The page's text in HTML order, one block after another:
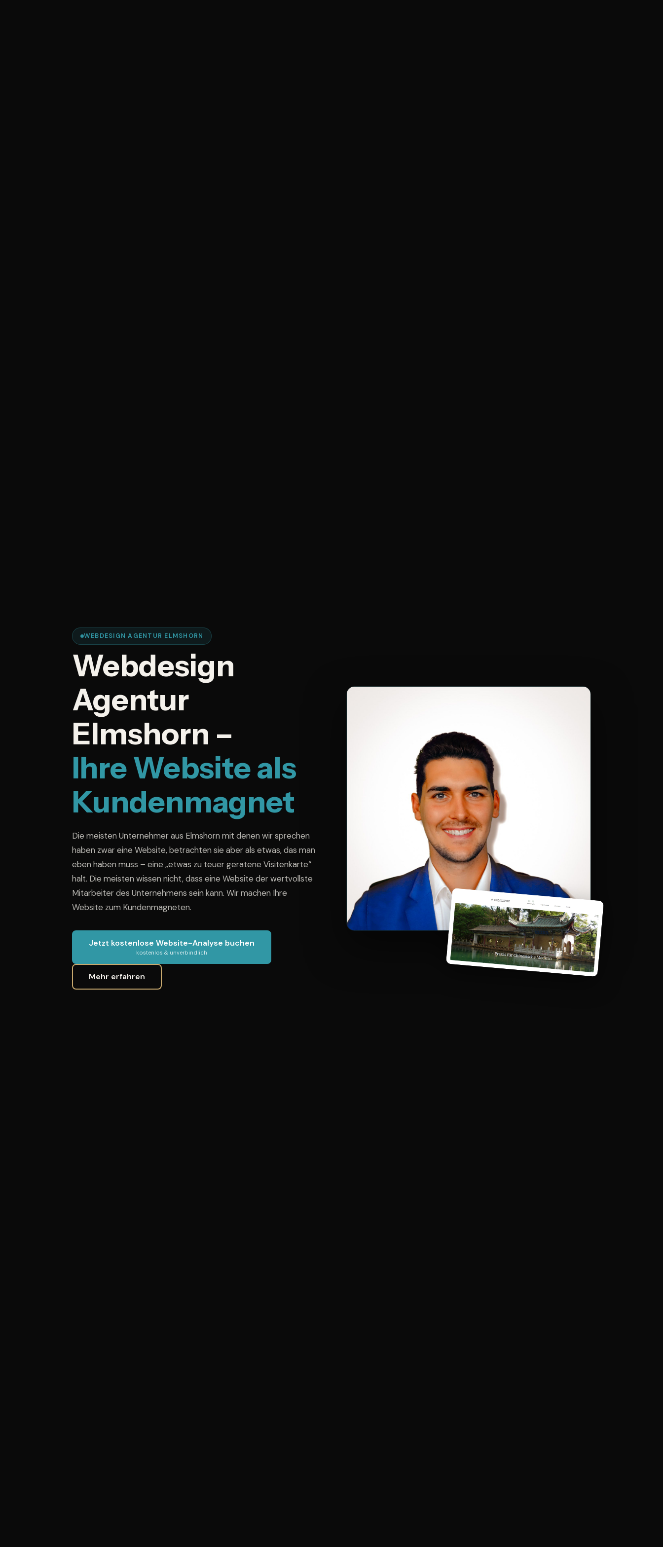
WEBDESIGN AGENTUR ELMSHORN
Webdesign
Agentur
Elmshorn –
Ihre Website als
Kundenmagnet
Die meisten Unternehmer aus Elmshorn mit denen wir sprechen
haben zwar eine Website, betrachten sie aber als etwas, das man
eben haben muss – eine „etwas zu teuer geratene Visitenkarte“
halt. Die meisten wissen nicht, dass eine Website der wertvollste
Mitarbeiter des Unternehmens sein kann. Wir machen Ihre
Website zum Kundenmagneten.
Jetzt kostenlose Website-Analyse buchen
kostenlos & unverbindlich
Mehr erfahren